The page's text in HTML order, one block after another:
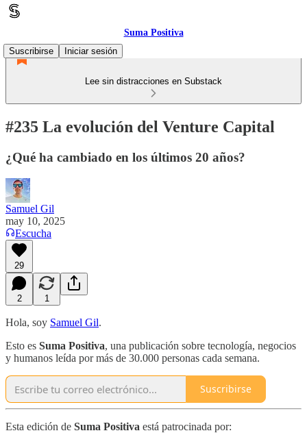
Suma Positiva
Suscribirse
Iniciar sesión
Lee sin distracciones en Substack
#235 La evolución del Venture Capital
¿Qué ha cambiado en los últimos 20 años?
Samuel Gil
may 10, 2025
Escucha
29
2 1
Hola, soy Samuel Gil.
Esto es Suma Positiva, una publicación sobre tecnología, negocios
y humanos leída por más de 30.000 personas cada semana.
Suscribirse
Esta edición de Suma Positiva está patrocinada por: